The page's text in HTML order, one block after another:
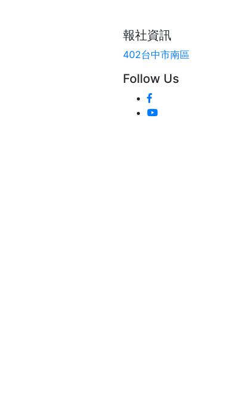
報社資訊
402台中市南區
Follow Us